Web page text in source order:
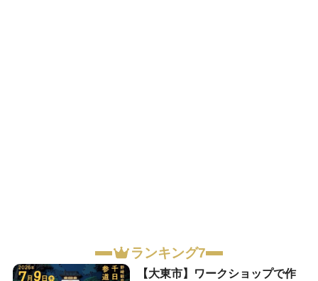
ランキング7
【大東市】ワークショップで作